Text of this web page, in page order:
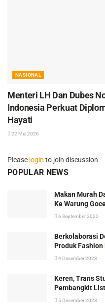
NASIONAL
Menteri LH Dan Dubes
Indonesia Perkuat
Hayati
22 Mei 2026
Please login to join discussion
POPULAR NEWS
Makan Murah
Ke Warung
6 September 2022
Berkolaborasi
Produk Fashion
4 Desember 2023
Keren, Trans
Pembangkit
5 Desember 2023